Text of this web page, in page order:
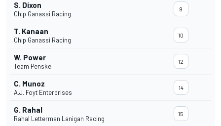
S. Dixon
Chip Ganassi Racing
9
T. Kanaan
Chip Ganassi Racing
10
W. Power
Team Penske
12
C. Munoz
A.J. Foyt Enterprises
14
G. Rahal
Rahal Letterman Lanigan Racing
15